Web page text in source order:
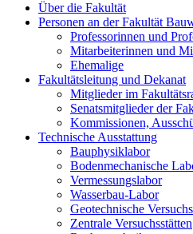
Über die Fakultät
Personen an der Fakultät
Professorinnen und
Mitarbeiterinnen und
Ehemalige
Fakultätsleitung und Dekanat
Mitglieder im
Senatsmitglieder der
Kommissionen,
Technische Ausstattung
Bauphysiklabor
Bodenmechanische
Vermessungslabor
Wasserbau-Labor
Geotechnische
Zentrale Versuchsstätten